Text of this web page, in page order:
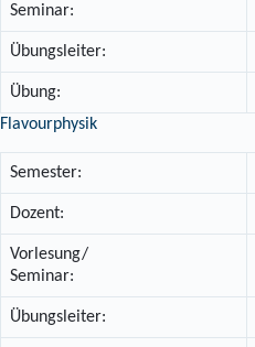
Seminar:
Übungsleiter:
Übung:
Flavourphysik
Semester:
Dozent:
Vorlesung/
Seminar:
Übungsleiter: